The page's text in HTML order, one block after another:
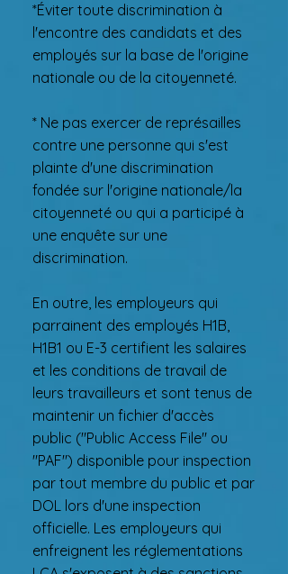
*Éviter toute discrimination à
l'encontre des candidats et des
employés sur la base de l'origine
nationale ou de la citoyenneté.
* Ne pas exercer de représailles
contre une personne qui s'est
plainte d'une discrimination
fondée sur l'origine nationale/la
citoyenneté ou qui a participé à
une enquête sur une
discrimination.
En outre, les employeurs qui
parrainent des employés H1B,
H1B1 ou E-3 certifient les salaires
et les conditions de travail de
leurs travailleurs et sont tenus de
maintenir un fichier d'accès
public ("Public Access File" ou
"PAF") disponible pour inspection
par tout membre du public et par
DOL lors d'une inspection
officielle. Les employeurs qui
enfreignent les réglementations